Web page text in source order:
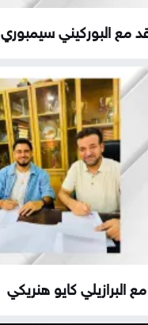
مع البوركيني سيمبوري
البرازيلي كايو هنريكي